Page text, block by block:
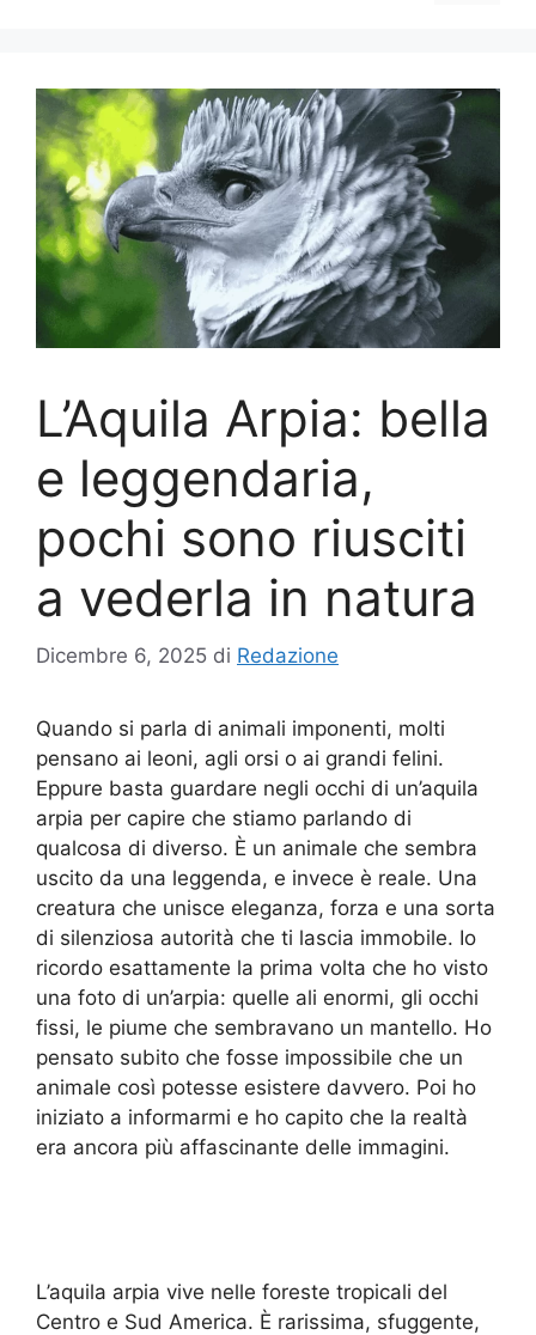
L’Aquila Arpia: bella
e leggendaria,
pochi sono riusciti
a vederla in natura
Dicembre 6, 2025 di Redazione
Quando si parla di animali imponenti, molti
pensano ai leoni, agli orsi o ai grandi felini.
Eppure basta guardare negli occhi di un’aquila
arpia per capire che stiamo parlando di
qualcosa di diverso. È un animale che sembra
uscito da una leggenda, e invece è reale. Una
creatura che unisce eleganza, forza e una sorta
di silenziosa autorità che ti lascia immobile. Io
ricordo esattamente la prima volta che ho visto
una foto di un’arpia: quelle ali enormi, gli occhi
fissi, le piume che sembravano un mantello. Ho
pensato subito che fosse impossibile che un
animale così potesse esistere davvero. Poi ho
iniziato a informarmi e ho capito che la realtà
era ancora più affascinante delle immagini.
L’aquila arpia vive nelle foreste tropicali del
Centro e Sud America. È rarissima, sfuggente,